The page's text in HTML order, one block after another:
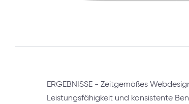
ERGEBNISSE - Zeitgemäßes
Leistungsfähigkeit und konsistente